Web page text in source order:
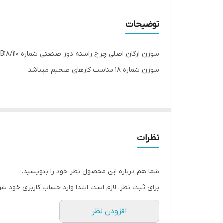
توضیحات
سوزن ارگان اصلی چرخ راسته دوز صنعتی شماره DB18/110
سوزن شماره ۱۸ مناسب کارهای ضخیم میباشد
نظرات
شما هم درباره این محصول نظر خود را بنویسید.
برای ثبت نظر، لازم است ابتدا وارد حساب کاربری خود
افزودن نظر